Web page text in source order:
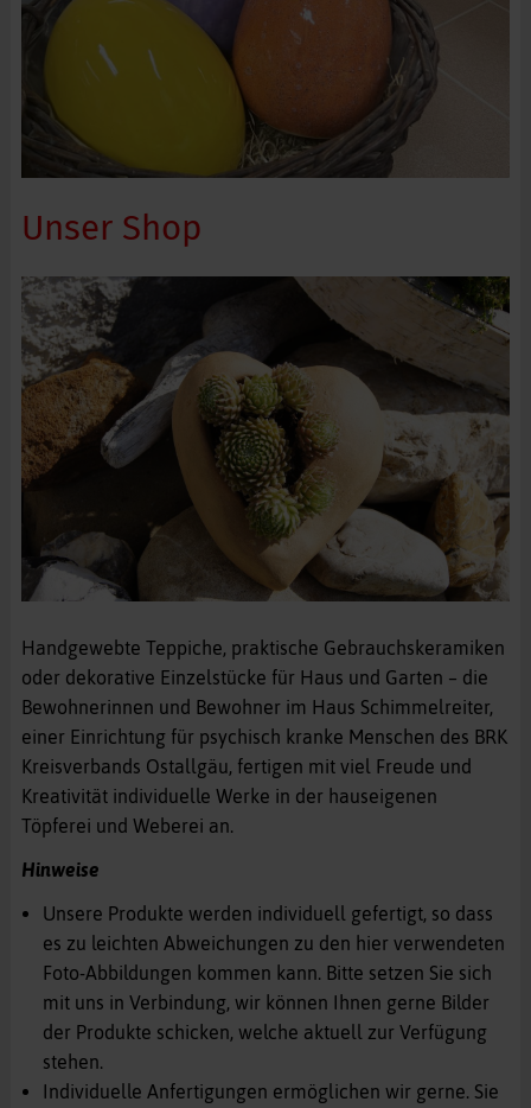
Unser Shop
Handgewebte Teppiche, praktische Gebrauchskeramiken
oder dekorative Einzelstücke für Haus und Garten – die
Bewohnerinnen und Bewohner im Haus Schimmelreiter,
einer Einrichtung für psychisch kranke Menschen des BRK
Kreisverbands Ostallgäu, fertigen mit viel Freude und
Kreativität individuelle Werke in der hauseigenen
Töpferei und Weberei an.
Hinweise
Unsere Produkte werden individuell gefertigt, so dass
es zu leichten Abweichungen zu den hier verwendeten
Foto-Abbildungen kommen kann. Bitte setzen Sie sich
mit uns in Verbindung, wir können Ihnen gerne Bilder
der Produkte schicken, welche aktuell zur Verfügung
stehen.
Individuelle Anfertigungen ermöglichen wir gerne. Sie